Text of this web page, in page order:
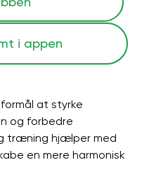
i appen
at styrke
og forbedre
træning hjælper med
en mere harmonisk